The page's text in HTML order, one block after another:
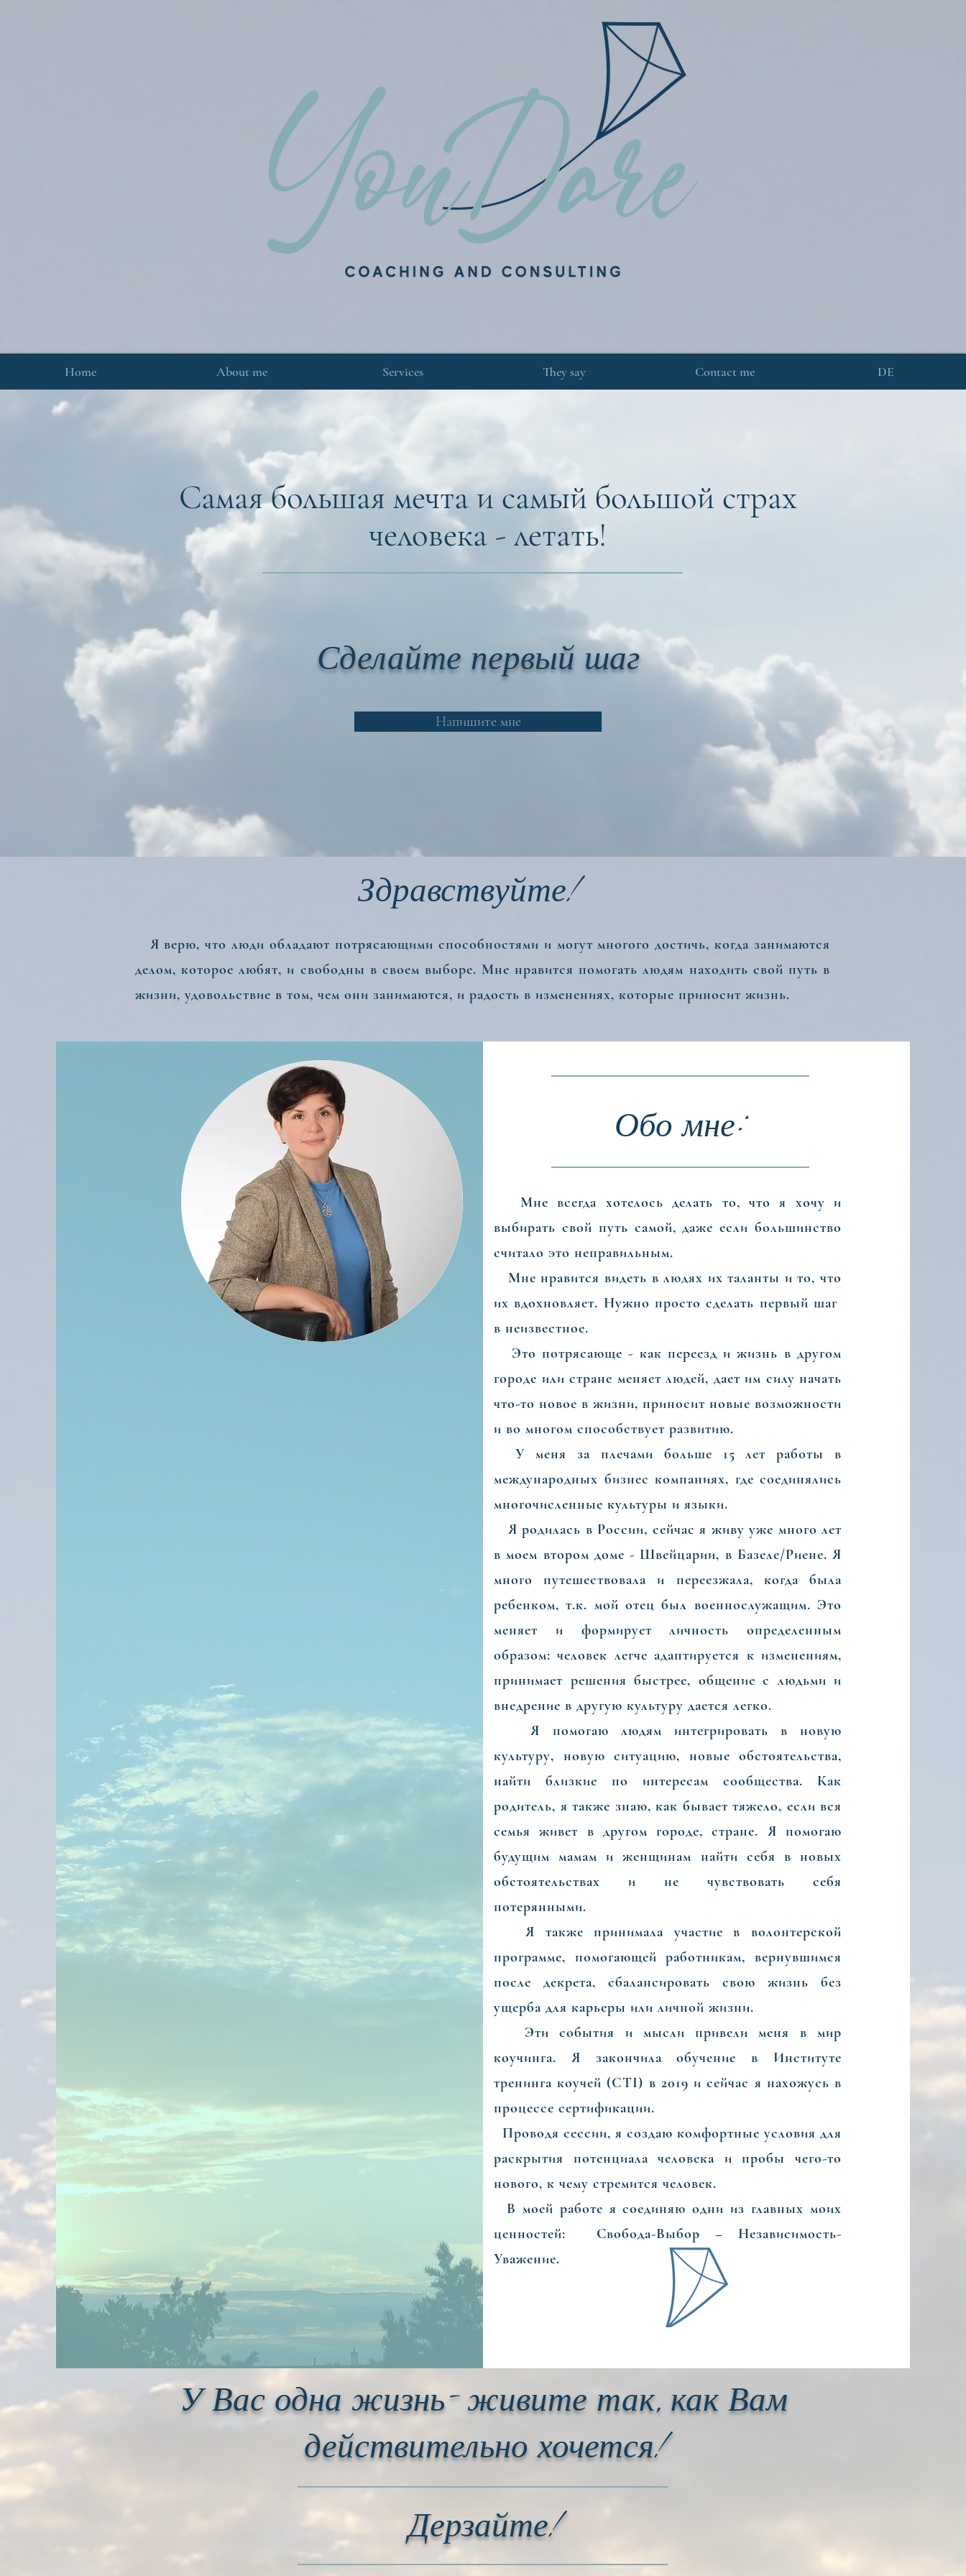
Home About me Services They say Contact me DE
Самая большая мечта и самый большой страх
человека - летать!
Сделайте первый шаг
Haпишите мне
Здравствуйте!
Я верю, что люди обладают потрясающими способностями и могут многого достичь, когда занимаются
делом, которое любят, и свободны в своем выборе. Мне нравится помогать людям находить свой путь в
жизни, удовольствие в том, чем они занимаются, и радость в изменениях, которые приносит жизнь.
Здравствуйте!
Привет!
Я верю, что люди обладают потрясающими способностями и могут многого достичь, когда
занимаются делом, которое любят, и свободны в своем выборе. Мне нравится помогать людям
находить свой путь в жизни, удовольствие в том, чем они занимаются, и радость в изменениях,
которые приносит жизнь.
Обо мне:
Мне всегда хотелось делать то, что я хочу и
выбирать свой путь самой, даже если большинство
считало это неправильным.
Мне нравится видеть в людях их таланты и то, что
их вдохновляет. Нужно просто сделать первый шаг
в неизвестное.
Это потрясающе - как переезд и жизнь в другом
городе или стране меняет людей, дает им силу начать
что-то новое в жизни, приносит новые возможности
и во многом способствует развитию.
У меня за плечами больше 15 лет работы в
международных бизнес компаниях, где соединялись
многочисленные культуры и языки.
Я родилась в России, сейчас я живу уже много лет
в моем втором доме - Швейцарии, в Базеле/Риене. Я
много путешествовала и переезжала, когда была
ребенком, т.к. мой отец был военнослужащим. Это
меняет и формирует личность определенным
образом: человек легче адаптируется к изменениям,
принимает решения быстрее, общение с людьми и
внедрение в другую культуру дается легко.
Я помогаю людям интегрировать в новую
культуру, новую ситуацию, новые обстоятельства,
найти близкие по интересам сообщества. Как
родитель, я также знаю, как бывает тяжело, если вся
семья живет в другом городе, стране. Я помогаю
будущим мамам и женщинам найти себя в новых
обстоятельствах и не чувствовать себя
потерянными.
Я также принимала участие в волонтерской
программе, помогающей работникам, вернувшимся
после декрета, сбалансировать свою жизнь без
ущерба для карьеры или личной жизни.
Эти события и мысли привели меня в мир
коучинга. Я закончила обучение в Институте
тренинга коучей (CTI) в 2019 и сейчас я нахожусь в
процессе сертификации.
Проводя сессии, я создаю комфортные условия для
раскрытия потенциала человека и пробы чего-то
нового, к чему стремится человек.
В моей работе я соединяю одни из главных моих
ценностей: Свобода-Выбор – Независимость-
Уважение.
У Вас одна жизнь- живите так, как Вам
действительно хочется!
Дерзайте!